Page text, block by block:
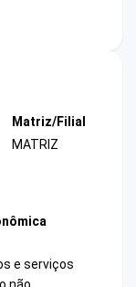
Matriz/Filial
MATRIZ
e serviços
não